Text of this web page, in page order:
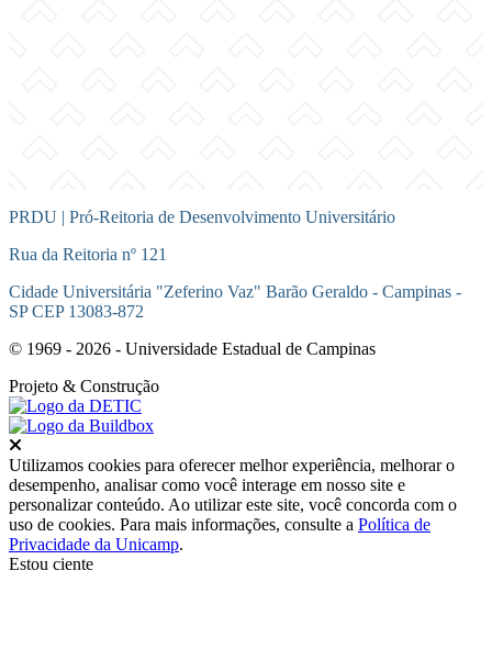
PRDU | Pró-Reitoria de Desenvolvimento Universitário
Rua da Reitoria nº 121
Cidade Universitária "Zeferino Vaz" Barão Geraldo - Campinas -
SP CEP 13083-872
© 1969 - 2026 - Universidade Estadual de Campinas
Projeto & Construção
Utilizamos cookies para oferecer melhor experiência, melhorar o
desempenho, analisar como você interage em nosso site e
personalizar conteúdo. Ao utilizar este site, você concorda com o
uso de cookies. Para mais informações, consulte a Política de
Privacidade da Unicamp.
Estou ciente